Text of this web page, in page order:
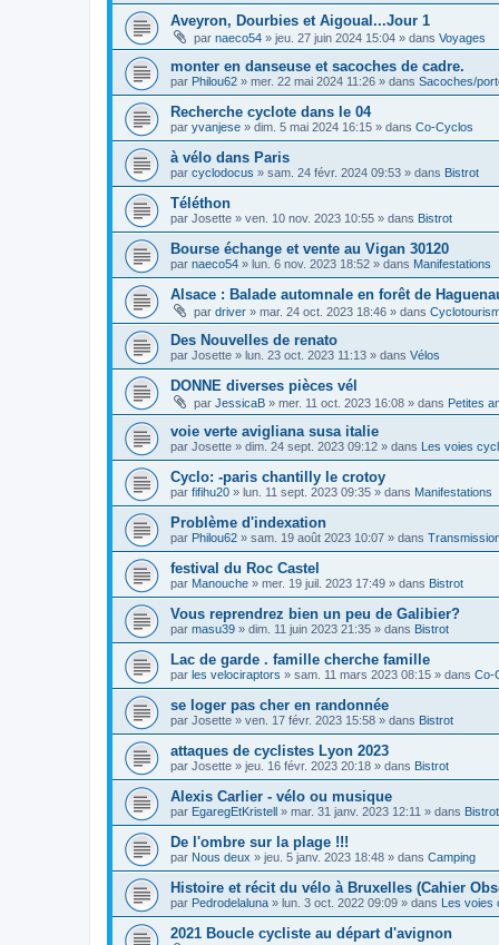
Aveyron, Dourbies et Aigoual...Jour 1
par naeco54 » jeu. 27 juin 2024 15:04 » dans Voyages
monter en danseuse et sacoches de cadre.
par Philou62 » mer. 22 mai 2024 11:26 » dans Sacoches/
Recherche cyclote dans le 04
par yvanjese » dim. 5 mai 2024 16:15 » dans Co-Cyclos
à vélo dans Paris
par cyclodocus » sam. 24 févr. 2024 09:53 » dans Bistrot
Téléthon
par Josette » ven. 10 nov. 2023 10:55 » dans Bistrot
Bourse échange et vente au Vigan 30120
par naeco54 » lun. 6 nov. 2023 18:52 » dans Manifestations
Alsace : Balade automnale en forêt de
par driver » mar. 24 oct. 2023 18:46 » dans
Des Nouvelles de renato
par Josette » lun. 23 oct. 2023 11:13 » dans Vélos
DONNE diverses pièces vél
par JessicaB » mer. 11 oct. 2023 16:08 » dans Petites
voie verte avigliana susa italie
par Josette » dim. 24 sept. 2023 09:12 » dans Les voies
Cyclo: -paris chantilly le crotoy
par fifihu20 » lun. 11 sept. 2023 09:35 » dans Manifestations
Problème d'indexation
par Philou62 » sam. 19 août 2023 10:07 » dans
festival du Roc Castel
par Manouche » mer. 19 juil. 2023 17:49 » dans Bistrot
Vous reprendrez bien un peu de Galibier?
par masu39 » dim. 11 juin 2023 21:35 » dans Bistrot
Lac de garde . famille cherche famille
par les velociraptors » sam. 11 mars 2023 08:15 » dans Co-
se loger pas cher en randonnée
par Josette » ven. 17 févr. 2023 15:58 » dans Bistrot
attaques de cyclistes Lyon 2023
par Josette » jeu. 16 févr. 2023 20:18 » dans Bistrot
Alexis Carlier - vélo ou musique
par EgaregEtKristell » mar. 31 janv. 2023 12:11 » dans Bistrot
De l'ombre sur la plage !!!
par Nous deux » jeu. 5 janv. 2023 18:48 » dans Camping
Histoire et récit du vélo à Bruxelles (Cahier
par Pedrodelaluna » lun. 3 oct. 2022 09:09 » dans Les voies
2021 Boucle cycliste au départ d'avignon